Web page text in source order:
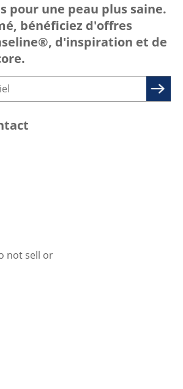
not sell or
pour une peau plus saine.
bénéficiez d'offres
d'inspiration et de